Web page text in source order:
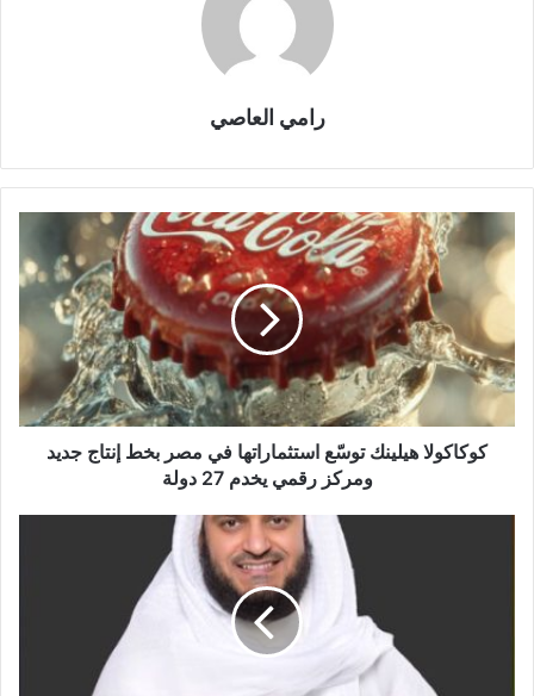
رامي العاصي
كوكاكولا هيلينك توسّع استثماراتها في مصر بخط إنتاج جديد
ومركز رقمي يخدم 27 دولة